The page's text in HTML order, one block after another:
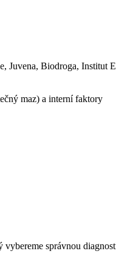
Juvena, Biodroga, Institut
maz) a interní faktory
správnou